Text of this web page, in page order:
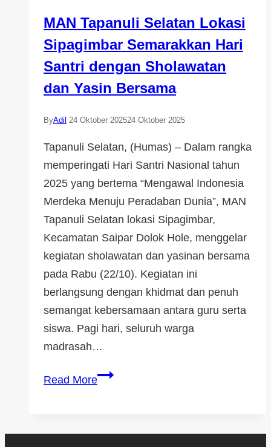
MAN Tapanuli Selatan Lokasi
Sipagimbar Semarakkan Hari
Santri dengan Sholawatan
dan Yasin Bersama
ByAdil 24 Oktober 202524 Oktober 2025
Tapanuli Selatan, (Humas) – Dalam rangka
memperingati Hari Santri Nasional tahun
2025 yang bertema “Mengawal Indonesia
Merdeka Menuju Peradaban Dunia”, MAN
Tapanuli Selatan lokasi Sipagimbar,
Kecamatan Saipar Dolok Hole, menggelar
kegiatan sholawatan dan yasinan bersama
pada Rabu (22/10). Kegiatan ini
berlangsung dengan khidmat dan penuh
semangat kebersamaan antara guru serta
siswa. Pagi hari, seluruh warga
madrasah…
Read More